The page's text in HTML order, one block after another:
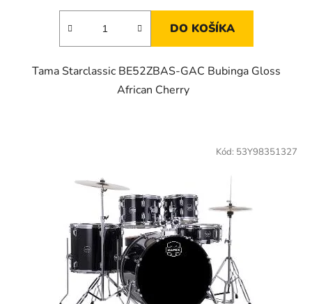
DO KOŠÍKA
Tama Starclassic BE52ZBAS-GAC Bubinga Gloss
African Cherry
Kód: 53Y98351327